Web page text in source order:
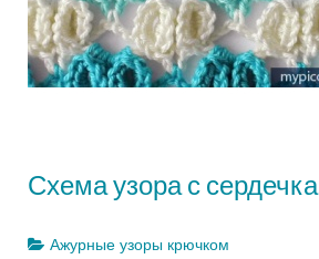
Схема узора с
Ажурные узоры крючком